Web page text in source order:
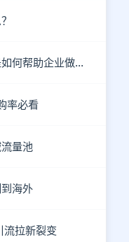
为什么要使用私域工具？私域工具是如何帮助企业做私域的？
率必看
量池
海外
流拉新裂变